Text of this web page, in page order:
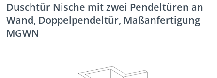
Duschtür Nische mit zwei Pendeltüren an
Wand, Doppelpendeltür, Maßanfertigung
MGWN